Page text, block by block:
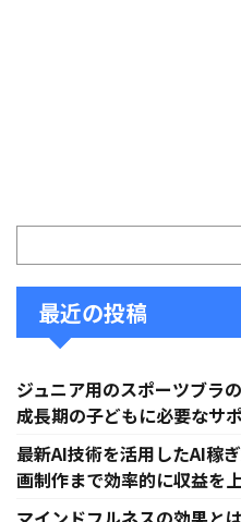
最近の投稿
ジュニア用のスポーツブラ
成長期の子どもに必要なサ
最新AI技術を活用したAI稼
画制作まで効率的に収益を